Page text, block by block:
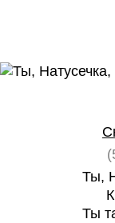
Ты,
Ты